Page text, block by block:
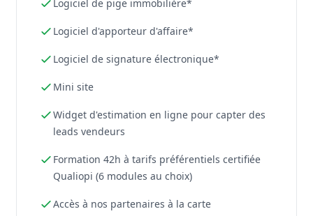
Logiciel de pige immobilière*
Logiciel d'apporteur d'affaire*
Logiciel de signature électronique*
Mini site
Widget d'estimation en ligne pour capter des
leads vendeurs
Formation 42h à tarifs préférentiels certifiée
Qualiopi (6 modules au choix)
Accès à nos partenaires à la carte